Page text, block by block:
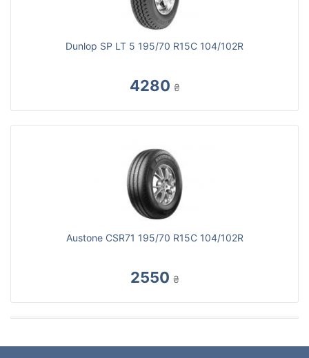
Dunlop SP LT 5 195/70 R15C 104/102R
4280 ₴
Austone CSR71 195/70 R15C 104/102R
2550 ₴